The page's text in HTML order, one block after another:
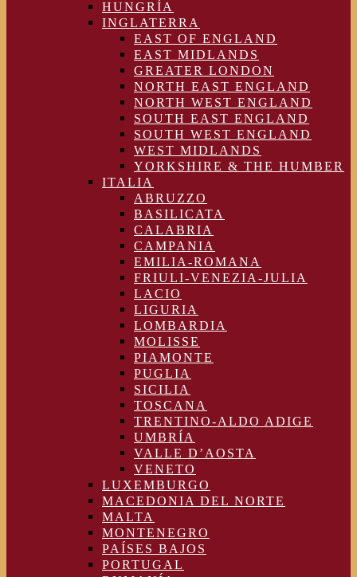
HUNGRÍA
INGLATERRA
EAST OF ENGLAND
EAST MIDLANDS
GREATER LONDON
NORTH EAST ENGLAND
NORTH WEST ENGLAND
SOUTH EAST ENGLAND
SOUTH WEST ENGLAND
WEST MIDLANDS
YORKSHIRE & THE HUMBER
ITALIA
ABRUZZO
BASILICATA
CALABRIA
CAMPANIA
EMILIA-ROMANA
FRIULI-VENEZIA-JULIA
LACIO
LIGURIA
LOMBARDIA
MOLISSE
PIAMONTE
PUGLIA
SICILIA
TOSCANA
TRENTINO-ALDO ADIGE
UMBRÍA
VALLE D’AOSTA
VENETO
LUXEMBURGO
MACEDONIA DEL NORTE
MALTA
MONTENEGRO
PAÍSES BAJOS
PORTUGAL